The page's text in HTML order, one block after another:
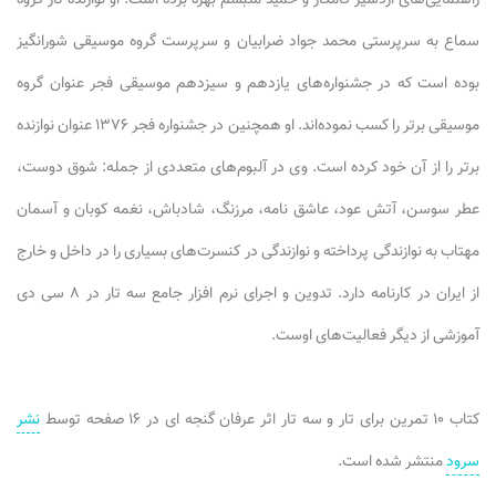
سماع به سرپرستی محمد جواد ضرابیان و سرپرست گروه موسیقی شورانگیز
بوده است که در جشنواره‌های یازدهم و سیزدهم موسیقی فجر عنوان گروه
موسیقی برتر را کسب نموده‌اند. او همچنین در جشنواره فجر ۱۳۷۶ عنوان نوازنده
برتر را از آن خود کرده است. وی در آلبوم‌های متعددی از جمله: شوق دوست،
عطر سوسن، آتش عود، عاشق نامه، مرزنگ، شادباش، نغمه کوبان و آسمان
مهتاب به نوازندگی پرداخته و نوازندگی در کنسرت‌های بسیاری را در داخل و خارج
از ایران در کارنامه دارد. تدوین و اجرای نرم افزار جامع سه تار در ۸ سی دی
آموزشی از دیگر فعالیت‌های اوست.
کتاب ۱۰ تمرین برای تار و سه تار اثر عرفان گنجه ای در ۱۶ صفحه توسط
نشر
سرودمنتشر شده است.